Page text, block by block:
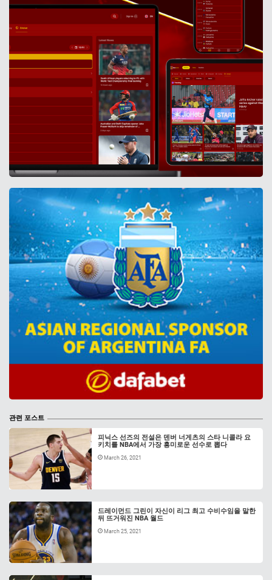
관련 포스트
피닉스 선즈의 전설은 덴버 너게츠의 스타 니콜라 요
키치를 NBA에서 가장 흥미로운 선수로 뽑다
March 26, 2021
드레이먼드 그린이 자신이 리그 최고 수비수임을 말한
뒤 뜨거워진 NBA 월드
March 25, 2021